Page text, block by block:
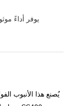
يوفر أداءً
يُصنع هذا الأنبوب